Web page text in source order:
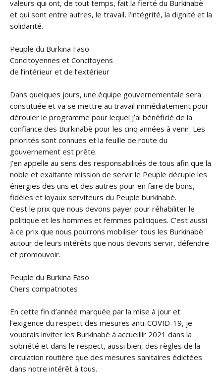
valeurs qui ont, de tout temps, fait la fierté du Burkinabè
et qui sont entre autres, le travail, l’intégrité, la dignité et la
solidarité.
Peuple du Burkina Faso
Concitoyennes et Concitoyens
de l’intérieur et de l’extérieur
Dans quelques jours, une équipe gouvernementale sera
constituée et va se mettre au travail immédiatement pour
dérouler le programme pour lequel j’ai bénéficié de la
confiance des Burkinabè pour les cinq années à venir. Les
priorités sont connues et la feuille de route du
gouvernement est prête.
J’en appelle au sens des responsabilités de tous afin que la
noble et exaltante mission de servir le Peuple décuple les
énergies des uns et des autres pour en faire de bons,
fidèles et loyaux serviteurs du Peuple burkinabè.
C’est le prix que nous devons payer pour réhabiliter le
politique et les hommes et femmes politiques. C’est aussi
à ce prix que nous pourrons mobiliser tous les Burkinabè
autour de leurs intérêts que nous devons servir, défendre
et promouvoir.
Peuple du Burkina Faso
Chers compatriotes
En cette fin d’année marquée par la mise à jour et
l’exigence du respect des mesures anti-COVID-19, je
voudrais inviter les Burkinabè à accueillir 2021 dans la
sobriété et dans le respect, aussi bien, des règles de la
circulation routière que des mesures sanitaires édictées
dans notre intérêt à tous.